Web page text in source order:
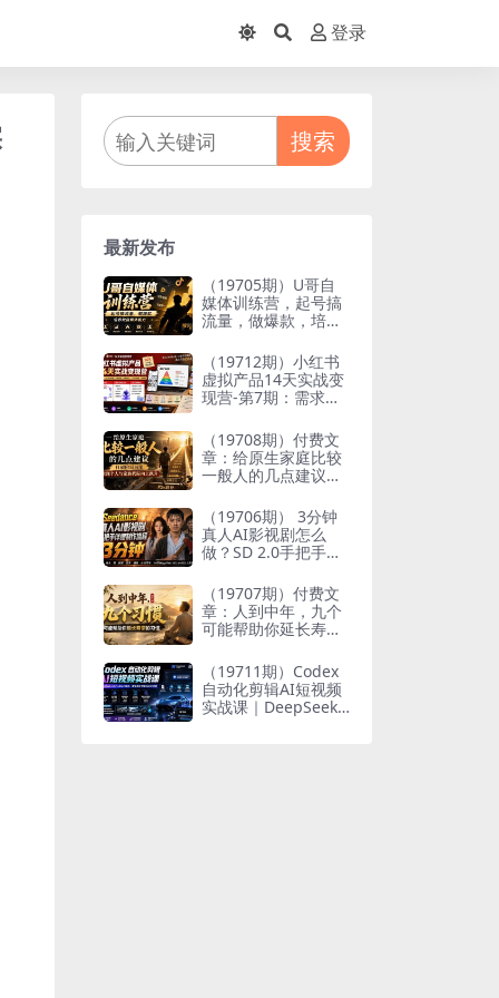
登录
搜索
最新发布
（19705期）U哥自
媒体训练营，起号搞
流量，做爆款，培养
（19712期）小红书
虚拟产品14天实战变
现营-第7期：需求挖
品矩阵×内容笔记×一
人公司进阶×全链路
（19708期）付费文
章：给原生家庭比较
一般人的几点建议，
个人与家族代际向上
跃升
（19706期） 3分钟
真人AI影视剧怎么
做？SD 2.0手把手完
eld 14天SD 2.0/2.5
无限生成
（19707期）付费文
章：人到中年，九个
可能帮助你延长寿命
（19711期）Codex
自动化剪辑AI短视频
实战课｜DeepSeek